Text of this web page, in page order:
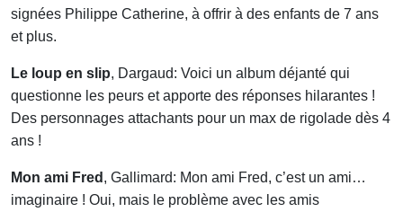
signées Philippe Catherine, à offrir à des enfants de 7 ans
et plus.
Le loup en slip, Dargaud: Voici un album déjanté qui
questionne les peurs et apporte des réponses hilarantes !
Des personnages attachants pour un max de rigolade dès 4
ans !
Mon ami Fred , Gallimard: Mon ami Fred, c’est un ami…
imaginaire ! Oui, mais le problème avec les amis